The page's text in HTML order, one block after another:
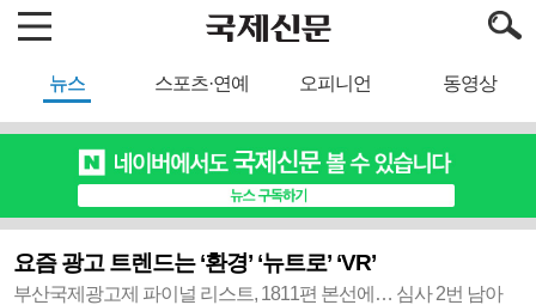
뉴스 스포츠·연예 오피니언 동영상
요즘 광고 트렌드는 ‘환경’ ‘뉴트로’ ‘VR’
부산국제광고제 파이널 리스트, 1811편 본선에… 심사 2번 남아